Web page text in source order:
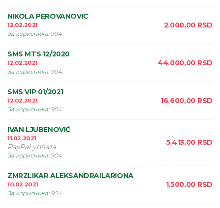
NIKOLA PEROVANOVIC
12.02.2021
За корисника: 904
2.000,00 RSD
SMS MTS 12/2020
12.02.2021
За корисника: 904
44.000,00 RSD
SMS VIP 01/2021
12.02.2021
За корисника: 904
16.600,00 RSD
IVAN LJUBENOVIĆ
11.02.2021
PayPal уплата
За корисника: 904
5.413,00 RSD
ZMRZLIKAR ALEKSANDRAILARIONA
10.02.2021
За корисника: 904
1.500,00 RSD